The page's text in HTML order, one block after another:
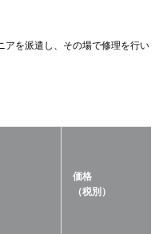
を派遣し、その場で修理を行いま
価格
（税別）